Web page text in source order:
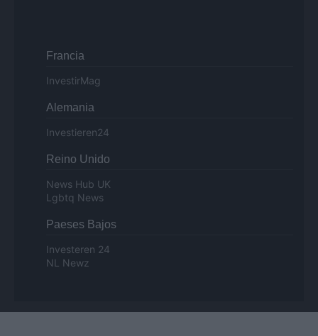
Francia
InvestirMag
Alemania
Investieren24
Reino Unido
News Hub UK
Lgbtq News
Paeses Bajos
Investeren 24
NL Newz